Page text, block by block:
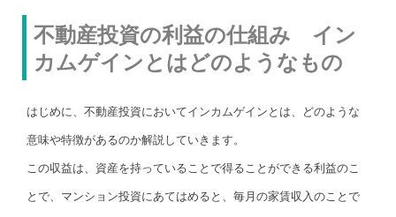
不動産投資の利益の仕組み イン
カムゲインとはどのようなもの
はじめに、不動産投資においてインカムゲインとは、どのような
意味や特徴があるのか解説していきます。
この収益は、資産を持っていることで得ることができる利益のこ
とで、マンション投資にあてはめると、毎月の家賃収入のことで